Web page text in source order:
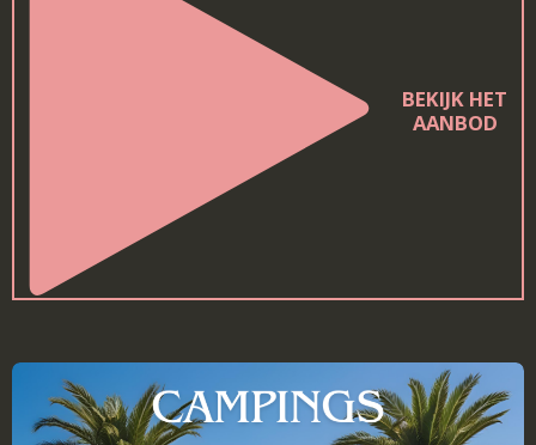
BEKIJK HET
AANBOD